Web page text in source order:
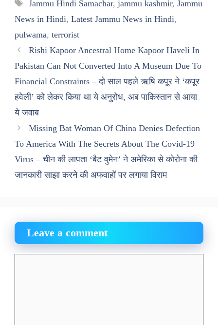
Jammu Hindi Samachar, jammu kashmir, Jammu
News in Hindi, Latest Jammu News in Hindi,
pulwama, terrorist
Rishi Kapoor Ancestral Home Kapoor Haveli In
Pakistan Can Not Converted Into A Museum Due To
Financial Constraints – दो साल पहले ऋषि कपूर ने ‘कपूर
हवेली’ को लेकर किया था ये अनुरोध, अब पाकिस्तान से आया
ये जवाब
Missing Bat Woman Of China Denies Defection
To America With The Secrets About The Covid-19
Virus – चीन की लापता ‘बैट वुमेन’ ने अमेरिका से कोरोना की
जानकारी साझा करने की अफवाहों पर लगाया विराम
Leave a comment